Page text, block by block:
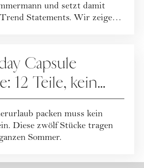
und setzt damit
Statements. Wir zeigen
Capsule
12 Teile, kein
+ Checkliste
packen muss kein
Diese zwölf Stücke tragen
Sommer.